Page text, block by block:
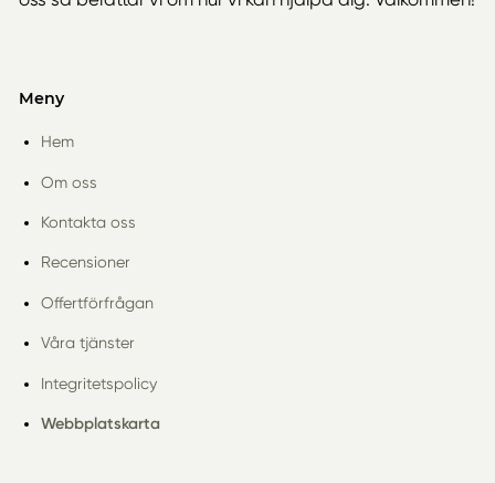
Meny
Hem
Om oss
Kontakta oss
Recensioner
Offertförfrågan
Våra tjänster
Integritetspolicy
Webbplatskarta